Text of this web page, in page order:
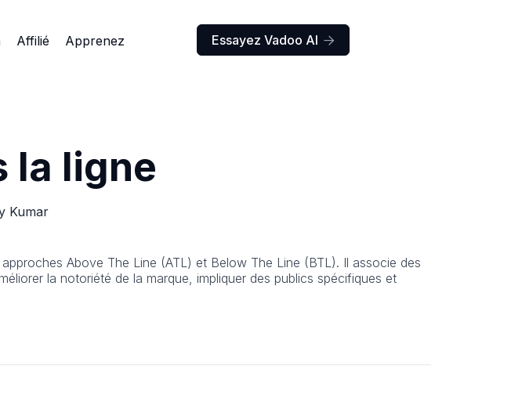
Affilié Apprenez Essayez Vadoo AI 
la ligne
Kumar
Above The Line (ATL) et Below The Line (BTL). Il associe des
la notoriété de la marque, impliquer des publics spécifiques et